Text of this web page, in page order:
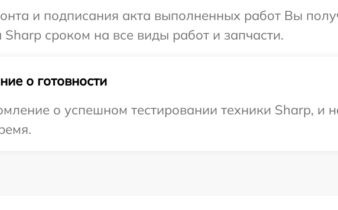
и подписания акта выполненных работ Вы
Sharp сроком на все виды работ и запчасти.
о готовности
о успешном тестировании техники Sharp, и